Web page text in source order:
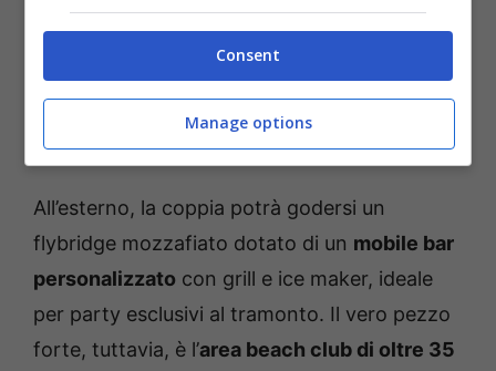
— Alexandra Leclerc Brasil
(@alexleclercbr)May 7, 2026
All’esterno, la coppia potrà godersi un
flybridge mozzafiato dotato di un mobile bar
personalizzato con grill e ice maker, ideale
per party esclusivi al tramonto. Il vero pezzo
forte, tuttavia, è l’area beach club di oltre 35
Consent
Manage options